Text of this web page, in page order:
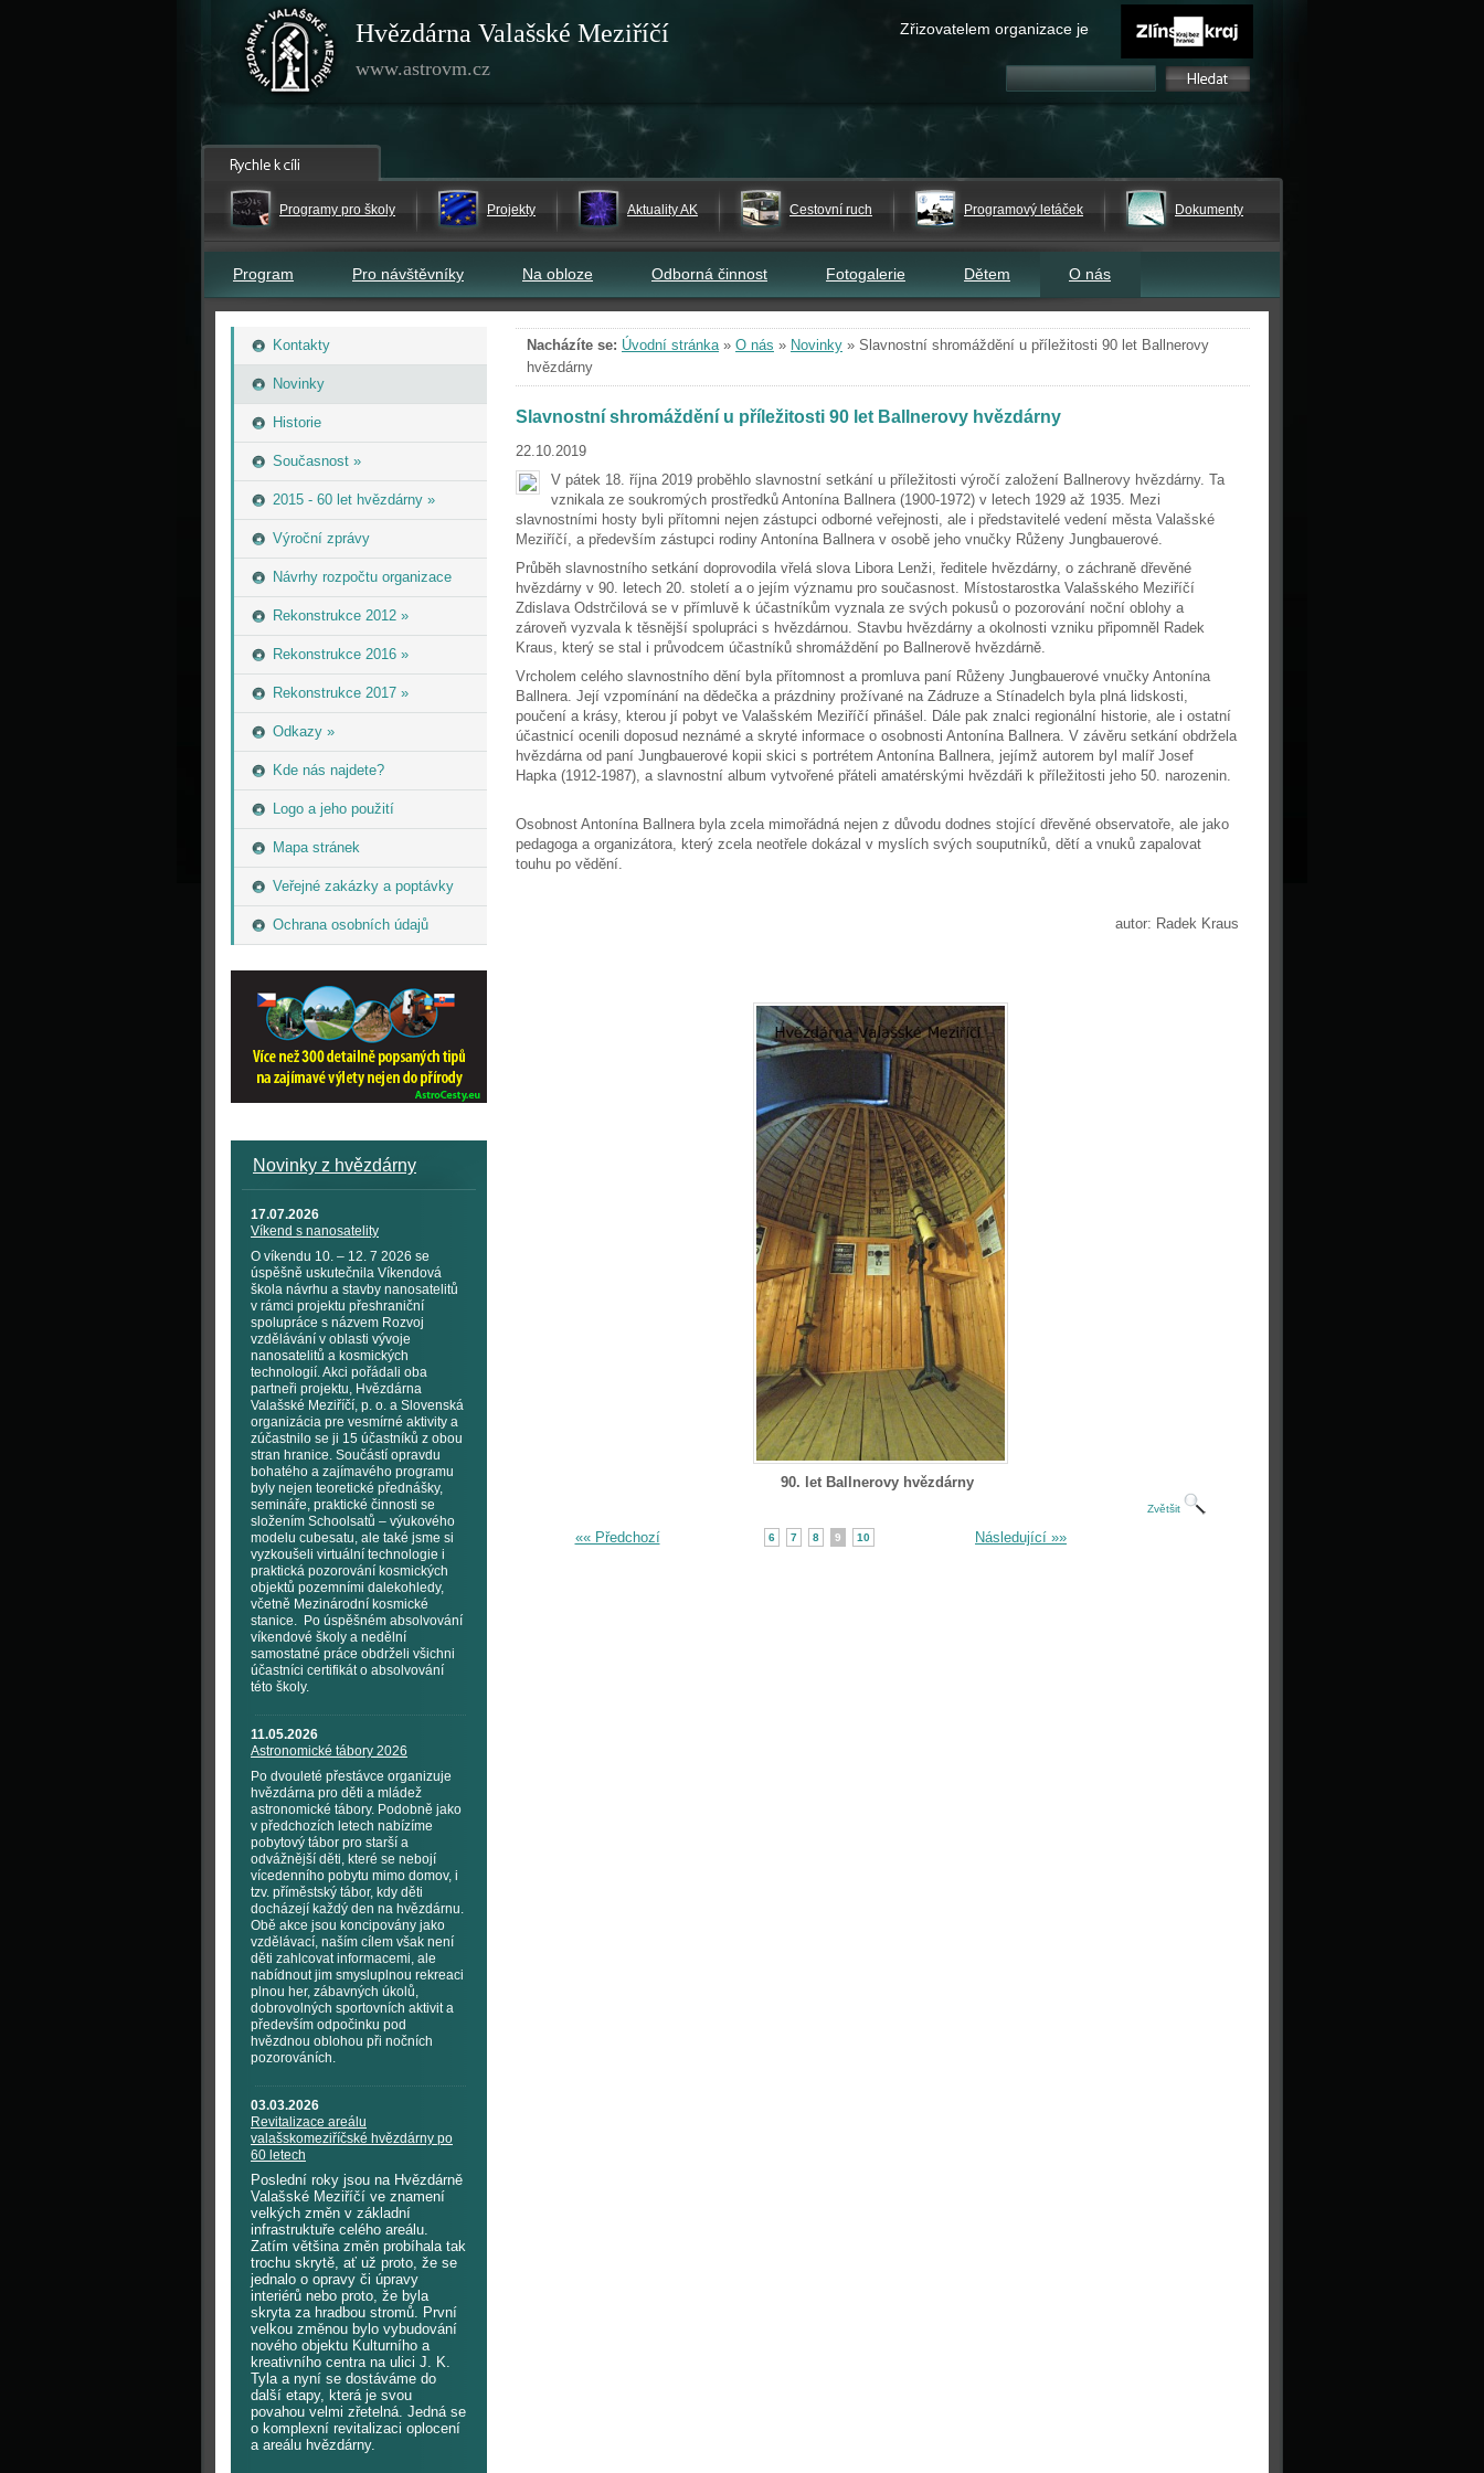
Hvězdárna Valašské Meziříčí
www.astrovm.cz
Zřizovatelem organizace je
Programy pro školy Projekty Aktuality AK Cestovní ruch Programový letáček Dokumenty
Program Pro návštěvníky Na obloze Odborná činnost Fotogalerie Dětem O nás
Kontakty
Novinky
Historie
Současnost »
2015 - 60 let hvězdárny »
Výroční zprávy
Návrhy rozpočtu organizace
Rekonstrukce 2012 »
Rekonstrukce 2016 »
Rekonstrukce 2017 »
Odkazy »
Kde nás najdete?
Logo a jeho použití
Mapa stránek
Veřejné zakázky a poptávky
Ochrana osobních údajů
Novinky z hvězdárny
17.07.2026
Víkend s nanosatelity
O víkendu 10. – 12. 7 2026 se
úspěšně uskutečnila Víkendová
škola návrhu a stavby nanosatelitů
v rámci projektu přeshraniční
spolupráce s názvem Rozvoj
vzdělávání v oblasti vývoje
nanosatelitů a kosmických
technologií. Akci pořádali oba
partneři projektu, Hvězdárna
Valašské Meziříčí, p. o. a Slovenská
organizácia pre vesmírné aktivity a
zúčastnilo se ji 15 účastníků z obou
stran hranice. Součástí opravdu
bohatého a zajímavého programu
byly nejen teoretické přednášky,
semináře, praktické činnosti se
složením Schoolsatů – výukového
modelu cubesatu, ale také jsme si
vyzkoušeli virtuální technologie i
praktická pozorování kosmických
objektů pozemními dalekohledy,
včetně Mezinárodní kosmické
stanice. Po úspěšném absolvování
víkendové školy a nedělní
samostatné práce obdrželi všichni
účastníci certifikát o absolvování
této školy.
11.05.2026
Astronomické tábory 2026
Po dvouleté přestávce organizuje
hvězdárna pro děti a mládež
astronomické tábory. Podobně jako
v předchozích letech nabízíme
pobytový tábor pro starší a
odvážnější děti, které se nebojí
vícedenního pobytu mimo domov, i
tzv. příměstský tábor, kdy děti
docházejí každý den na hvězdárnu.
Obě akce jsou koncipovány jako
vzdělávací, naším cílem však není
děti zahlcovat informacemi, ale
nabídnout jim smysluplnou rekreaci
plnou her, zábavných úkolů,
dobrovolných sportovních aktivit a
především odpočinku pod
hvězdnou oblohou při nočních
pozorováních.
03.03.2026
Revitalizace areálu
valašskomeziříčské hvězdárny po
60 letech
Poslední roky jsou na Hvězdárně
Valašské Meziříčí ve znamení
velkých změn v základní
infrastruktuře celého areálu.
Zatím většina změn probíhala tak
trochu skrytě, ať už proto, že se
jednalo o opravy či úpravy
interiérů nebo proto, že byla
skryta za hradbou stromů. První
velkou změnou bylo vybudování
nového objektu Kulturního a
kreativního centra na ulici J. K.
Tyla a nyní se dostáváme do
další etapy, která je svou
povahou velmi zřetelná. Jedná se
o komplexní revitalizaci oplocení
a areálu hvězdárny.
Nacházíte se: Úvodní stránka» O nás » Novinky » Slavnostní shromáždění u příležitosti 90 let Ballnerovy
hvězdárny
Slavnostní shromáždění u příležitosti 90 let Ballnerovy hvězdárny
22.10.2019
V pátek 18. října 2019 proběhlo slavnostní setkání u příležitosti výročí založení Ballnerovy hvězdárny. Ta
vznikala ze soukromých prostředků Antonína Ballnera (1900-1972) v letech 1929 až 1935. Mezi
slavnostními hosty byli přítomni nejen zástupci odborné veřejnosti, ale i představitelé vedení města Valašské
Meziříčí, a především zástupci rodiny Antonína Ballnera v osobě jeho vnučky Růženy Jungbauerové.
Průběh slavnostního setkání doprovodila vřelá slova Libora Lenži, ředitele hvězdárny, o záchraně dřevěné
hvězdárny v 90. letech 20. století a o jejím významu pro současnost. Místostarostka Valašského Meziříčí
Zdislava Odstrčilová se v přímluvě k účastníkům vyznala ze svých pokusů o pozorování noční oblohy a
zároveň vyzvala k těsnější spolupráci s hvězdárnou. Stavbu hvězdárny a okolnosti vzniku připomněl Radek
Kraus, který se stal i průvodcem účastníků shromáždění po Ballnerově hvězdárně.
Vrcholem celého slavnostního dění byla přítomnost a promluva paní Růženy Jungbauerové vnučky Antonína
Ballnera. Její vzpomínání na dědečka a prázdniny prožívané na Zádruze a Stínadelch byla plná lidskosti,
poučení a krásy, kterou jí pobyt ve Valašském Meziříčí přinášel. Dále pak znalci regionální historie, ale i ostatní
účastnicí ocenili doposud neznámé a skryté informace o osobnosti Antonína Ballnera. V závěru setkání obdržela
hvězdárna od paní Jungbauerové kopii skici s portrétem Antonína Ballnera, jejímž autorem byl malíř Josef
Hapka (1912-1987), a slavnostní album vytvořené přáteli amatérskými hvězdáři k příležitosti jeho 50. narozenin.
Osobnost Antonína Ballnera byla zcela mimořádná nejen z důvodu dodnes stojící dřevěné observatoře, ale jako
pedagoga a organizátora, který zcela neotřele dokázal v myslích svých souputníků, dětí a vnuků zapalovat
touhu po vědění.
autor: Radek Kraus
90. let Ballnerovy hvězdárny
Zvětšit
«« Předchozí 6 7 8 9 10 Následující »»